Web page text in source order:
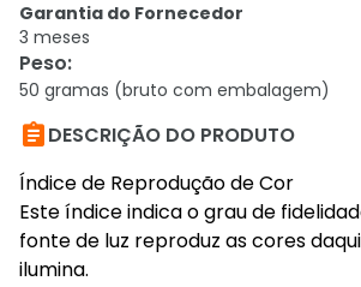
Garantia do Fornecedor
3 meses
Peso:
50 gramas (bruto com embalagem)
DESCRIÇÃO DO PRODUTO
Índice de Reprodução de Cor
Este índice indica o grau de
fonte de luz reproduz as cores
ilumina.